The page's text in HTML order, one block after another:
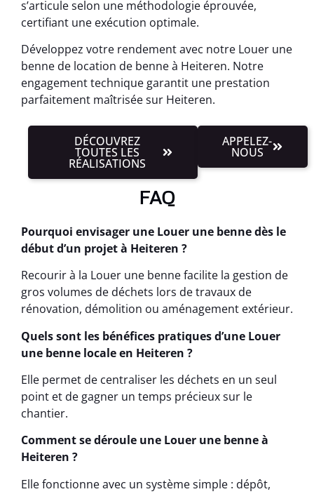
s’articule selon une méthodologie éprouvée,
certifiant une exécution optimale.
Développez votre rendement avec notre Louer une
benne de location de benne à Heiteren. Notre
engagement technique garantit une prestation
parfaitement maîtrisée sur Heiteren.
DÉCOUVREZ
TOUTES LES
RÉALISATIONS
APPELEZ-
NOUS
FAQ
Pourquoi envisager une Louer une benne dès le
début d’un projet à Heiteren ?
Recourir à la Louer une benne facilite la gestion de
gros volumes de déchets lors de travaux de
rénovation, démolition ou aménagement extérieur.
Quels sont les bénéfices pratiques d’une Louer
une benne locale en Heiteren ?
Elle permet de centraliser les déchets en un seul
point et de gagner un temps précieux sur le
chantier.
Comment se déroule une Louer une benne à
Heiteren ?
Elle fonctionne avec un système simple : dépôt,